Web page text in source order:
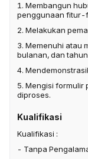
1. Membangun
penggunaan fitur-
2. Melakukan
3. Memenuhi atau
bulanan, dan
4.
5. Mengisi formulir
diproses.
Kualifikasi
Kualifikasi :
- Tanpa